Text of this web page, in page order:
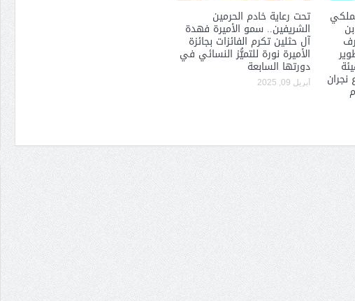
تحت رعاية خادم الحرمين
الشريفين.. سمو الأميرة فهدة
آل حثلين تكرم الفائزات بجائزة
الأميرة نورة للتميُّز النسائي في
دورتها السابعة
أبريل 09, 2025
المؤشرات الجغرافية للتمور ورشة
عمل ينظمها موسم عنيزة